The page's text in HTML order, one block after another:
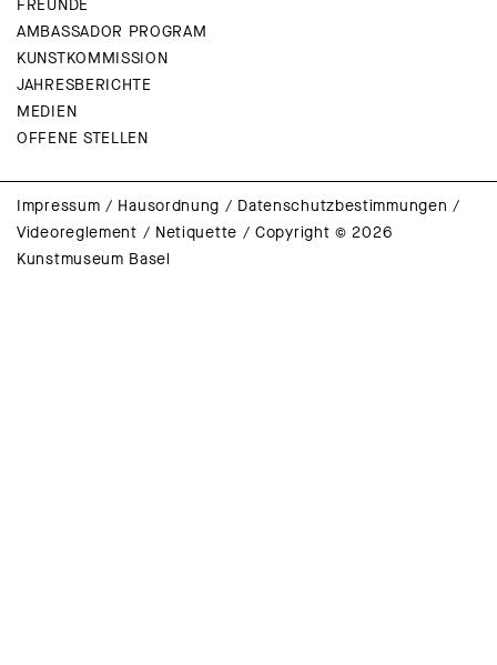
FREUNDE
AMBASSADOR PROGRAM
KUNSTKOMMISSION
JAHRESBERICHTE
MEDIEN
OFFENE STELLEN
Impressum / Hausordnung / Datenschutzbestimmungen /
Videoreglement / Netiquette /Copyright © 2026
Kunstmuseum Basel